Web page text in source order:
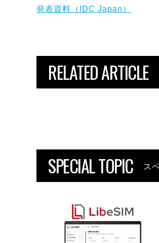
発表資料（IDC Japan）
RELATED ARTICLE
SPECIAL TOPIC ス